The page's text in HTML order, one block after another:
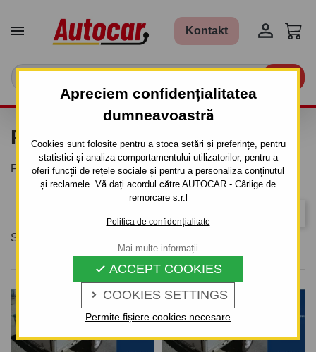
Apreciem confidențialitatea
dumneavoastră
Cookies sunt folosite pentru a stoca setări și preferințe, pentru
statistici și analiza comportamentului utilizatorilor, pentru a
oferi funcții de rețele sociale și pentru a personaliza conținutul
și reclamele. Vă dați acordul către AUTOCAR - Cârlige de
remorcare s.r.l
Politica de confidențialitate
 COOKIES SETTINGS
 ACCEPT COOKIES
Permite fișiere cookies necesare
Mai multe informații
 Kontakt 
PLASE
Plase pentru remorci.
Se afiseaza 1-10 din 10 produs(e)